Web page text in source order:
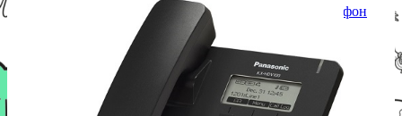
Panasonic KX-HDV100RUB Проводной SIP-телефон
2.3-дюйм, 1 линия, 1 порт, память 500 номеров